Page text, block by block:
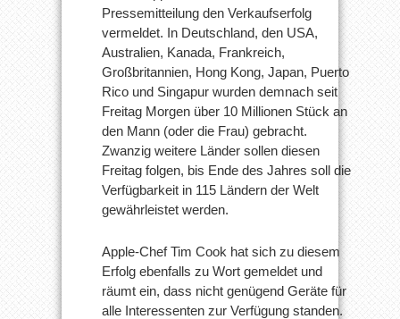
Pressemitteilung den Verkaufserfolg
vermeldet. In Deutschland, den USA,
Australien, Kanada, Frankreich,
Großbritannien, Hong Kong, Japan, Puerto
Rico und Singapur wurden demnach seit
Freitag Morgen über 10 Millionen Stück an
den Mann (oder die Frau) gebracht.
Zwanzig weitere Länder sollen diesen
Freitag folgen, bis Ende des Jahres soll die
Verfügbarkeit in 115 Ländern der Welt
gewährleistet werden.
Apple-Chef Tim Cook hat sich zu diesem
Erfolg ebenfalls zu Wort gemeldet und
räumt ein, dass nicht genügend Geräte für
alle Interessenten zur Verfügung standen.